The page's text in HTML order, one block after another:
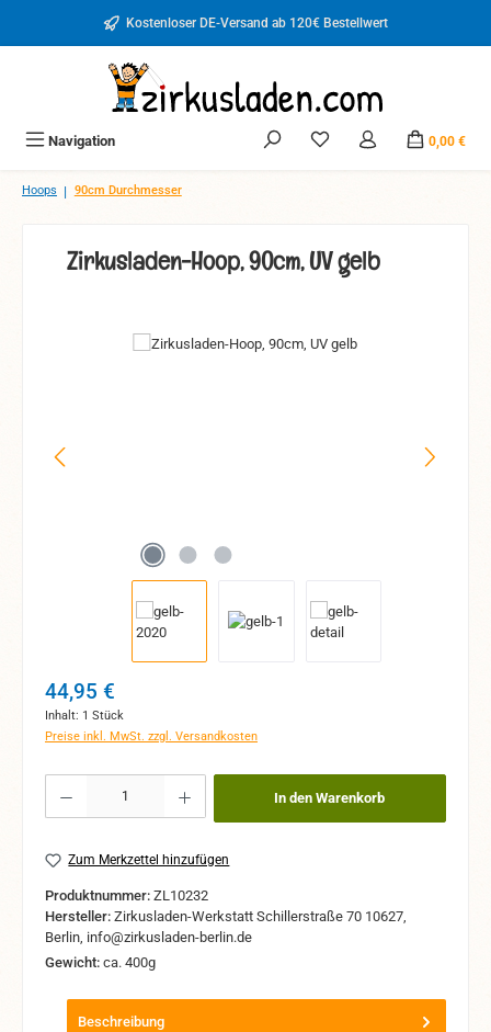
Zum Hauptinhalt springenKostenloser DE-Versand ab 120€ Bestellwert
Navigation Du hast 0 Produkte auf
0,00 €
Hoops | 90cm Durchmesser
Zirkusladen-Hoop, 90cm, UV gelb
Bildergalerie überspringen
Regulärer Preis:
44,95 €
Inhalt: 1 Stück
Preise inkl. MwSt. zzgl. Versandkosten
Produkt Anzahl: Gib den gewünschten Wert ein oder benutze die Schaltflächen
In den Warenkorb
Zum Merkzettel hinzufügen
Produktnummer: ZL10232
Hersteller: Zirkusladen-Werkstatt Schillerstraße 70 10627,
Berlin, info@zirkusladen-berlin.de
Gewicht: ca. 400g
Beschreibung